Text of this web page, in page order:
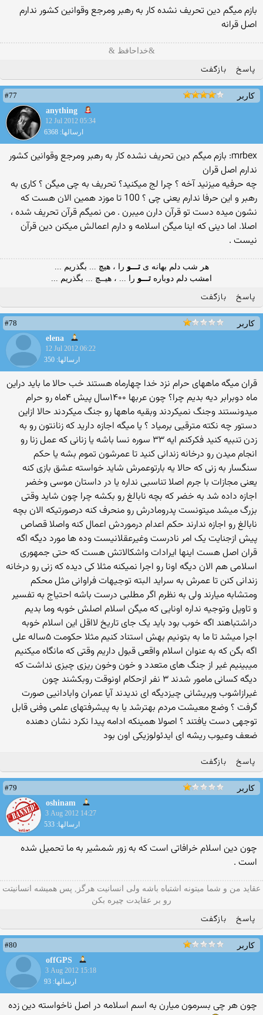
بازم میگم دین تحریف نشده کار به رهبر ومرجع وقوانین کشور ندارم
اصل قرانه
&خداحافظ &
پاسخ بازگفت
کاربر
#77
anything
12 Jul 2012 05:34
ارسالها: 6368
mrbex: بازم میگم دین تحریف نشده کار به رهبر ومرجع وقوانین کشور
ندارم اصل قران
چه حرفیه میزنید آخه ؟ چرا لج میکنید؟ تحریف به چی میگن ؟ کاری به
رهبر و این حرفا ندارم یعنی چی ؟ 100 تا موزد همین الان هست که
نشون میده دست تو قرآن دارن میبرن . من نمیگم قرآن تحریف شده ،
اصلا. اما دینی که اینا میگن اسلامه و دارم اعمالش میکنن دین قرآن
نیست .
هر شب دلم بهانه یتـــو را ، هیچ ... بگذریم ...
امشب دلم دوباره تـــو را ... ، هیــچ ... بگذریم ...
پاسخ بازگفت
کاربر
#78
elena
12 Jul 2012 06:22
ارسالها: 350
قران میگه ماههای حرام نزد خدا چهارماه هستند خب حالا ما باید دراین
ماه دوبرابر دیه بدیم چرا؟ چون عربها ۱۴۰۰سال پیش ۴ماه رو حرام
میدونستند وجنگ نمیکردند وبقیه ماهها رو جنگ میکردند حالا ازاین
دستور چه نکته مترقیی برمیاد ؟ یا میگه اجازه دارید که زنانتون رو به
زدن تنبیه کنید فکرکنم ایه ۳۳ سوره نسا باشه یا زنانی که عمل زنا رو
انجام میدن رو درخانه زندانی کنید تا عمرشون تموم بشه یا حکم
سنگسار به زنی که حالا یه بارتوعمرش شاید خواسته عشق بازی کنه
یعنی مجازات با جرم اصلا تناسبی نداره یا در داستان موسی وخضر
اجازه داده شد به خضر که بچه نابالغ رو بکشه چرا چون شاید وقتی
بزرگ میشد میتونست پدرومادرش رو منحرف کنه درصورتیکه الان بچه
نابالغ رو اجازه ندارند حکم اعدام درموردش اعمال کنه واصلا قصاص
پیش ازجنایت یک امر نادرست وغیرعقلانیست وده ها مورد دیگه اگه
قران اصل هست اینها ایرادات واشکالاتش هست که حتی جمهوری
اسلامی هم الان دیگه اونا رو اجرا نمیکنه مثلا کی دیده که زنی رو درخانه
زندانی کنن تا عمرش به سراید البته توجیهات فراوانی مثل محکم
ومتشابه میارند ولی به نظرم اگر مطلبی درست باشه احتیاج به تفسیر
و تاویل وتوجیه نداره اونایی که میگن اسلام اصلش خوبه وما بدیم
دراشتباهند اگه خوب بود باید یک جای تاریخ لااقل این اسلام خوبه
اجرا میشد تا ما به بتونیم بهش استناد کنیم مثلا حکومت ۵ساله علی
اگه بگن که به عنوان اسلام واقعی قبول داریم وقتی که مانگاه میکنیم
میبینیم غیر از جنگ های متعدد و خون وخون ریزی چیزی نداشت که
دیگه کسانی مامور شدند ۳ نفر ازحکام اونوقت روبکشند چون
غیرازاشوب وپریشانی چیزدیگه ای ندیدند آیا عمران وابادانیی صورت
گرفت ؟ وضع معیشت مردم بهترشد یا به پیشرفتهای علمی وفنی قابل
توجهی دست یافتند ؟ اصولا همینکه ادامه پیدا نکرد نشان دهنده
ضعف وعیوب ریشه ای ایدئولوزیکی اون بود
پاسخ بازگفت
کاربر
#79
oshinam
3 Aug 2012 14:27
ارسالها: 533
چون دین اسلام خرافاتی است که به زور شمشیر به ما تحمیل شده
است .
عقاید من و شما میتونه اشتباه باشه ولی انسانیت هرگز, پس همیشه انسانیتت
رو بر عقایدت چیره بکن
پاسخ بازگفت
کاربر
#80
offGPS
3 Aug 2012 15:18
ارسالها: 93
چون هر چی بسرمون میارن به اسم اسلامه در اصل ناخواسته دین زده